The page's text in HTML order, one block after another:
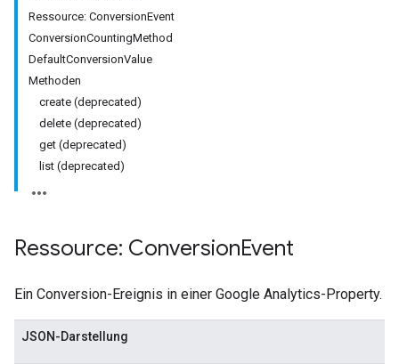
Ressource: ConversionEvent
ConversionCountingMethod
DefaultConversionValue
Methoden
create (deprecated)
delete (deprecated)
get (deprecated)
list (deprecated)
Ressource: ConversionEvent
Ein Conversion-Ereignis in einer Google Analytics-Property.
JSON-Darstellung